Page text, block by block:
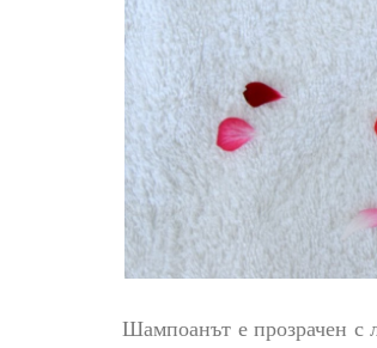
Шампоанът е прозрачен с